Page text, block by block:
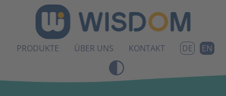
PRODUKTE ÜBER UNS KONTAKT DE EN